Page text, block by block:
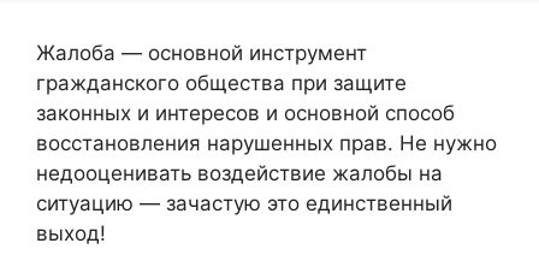
Жалоба — основной инструмент
гражданского общества при защите
законных и интересов и основной способ
восстановления нарушенных прав. Не нужно
недооценивать воздействие жалобы на
ситуацию — зачастую это единственный
выход!